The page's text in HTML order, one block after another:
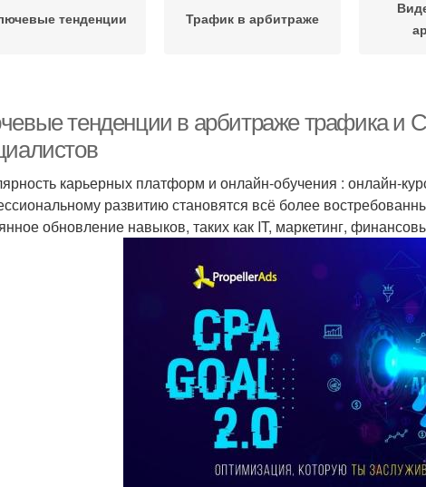
тенденции Трафик в арбитраже
тенденции в арбитраже трафика и
карьерных платформ и онлайн-обучения : онлайн-
развитию становятся всё более
обновление навыков, таких как IT, маркетинг,